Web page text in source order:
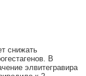
снижать
В
элвитегравира